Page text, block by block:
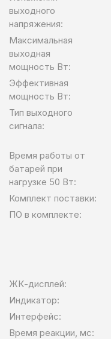
выходного
напряжения:
Максимальная
выходная
мощность Вт:
Эффективная
мощность Вт:
Тип выходного
сигнала:
Время работы от
батарей при
нагрузке 50 Вт:
Комплект поставки:
ПО в комплекте:
ЖК-дисплей:
Индикатор:
Интерфейс:
Время реакции, мс: